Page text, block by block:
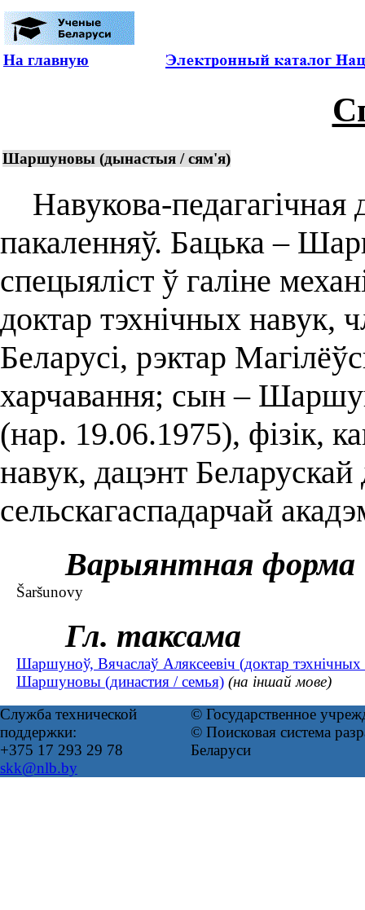
На главную
Шаршуновы (дынастыя / сям'я)
Навукова-педагагічная
пакаленняў. Бацька –
спецыяліст ў галіне
доктар тэхнічных навук,
Беларусі, рэктар
харчавання; сын –
(нар. 19.06.1975), фізік,
навук, дацэнт
сельскагаспадарчай
Варыянтная форма
Šaršunovy
Гл. таксама
Шаршуноў, Вячаслаў Аляксеевіч (доктар тэхнічных
Шаршуновы (династия / семья) (на іншай мове)
Служба технической
поддержки:
+375 17 293 29 78
skk@nlb.by
© Государственное
© Поисковая система
Беларуси